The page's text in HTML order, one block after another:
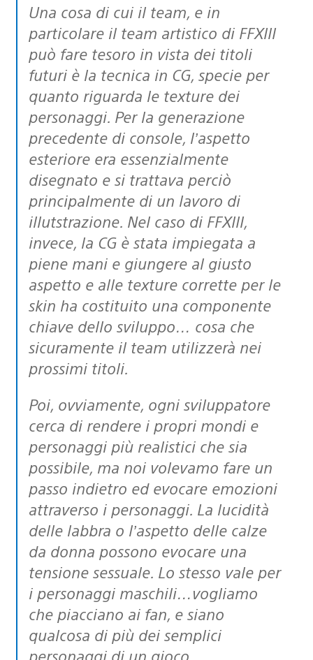
Una cosa di cui il team, e in
particolare il team artistico di FFXIII
può fare tesoro in vista dei titoli
futuri è la tecnica in CG, specie per
quanto riguarda le texture dei
personaggi. Per la generazione
precedente di console, l’aspetto
esteriore era essenzialmente
disegnato e si trattava perciò
principalmente di un lavoro di
illutstrazione. Nel caso di FFXIII,
invece, la CG è stata impiegata a
piene mani e giungere al giusto
aspetto e alle texture corrette per le
skin ha costituito una componente
chiave dello sviluppo… cosa che
sicuramente il team utilizzerà nei
prossimi titoli.
Poi, ovviamente, ogni sviluppatore
cerca di rendere i propri mondi e
personaggi più realistici che sia
possibile, ma noi volevamo fare un
passo indietro ed evocare emozioni
attraverso i personaggi. La lucidità
delle labbra o l’aspetto delle calze
da donna possono evocare una
tensione sessuale. Lo stesso vale per
i personaggi maschili…vogliamo
che piacciano ai fan, e siano
qualcosa di più dei semplici
personaggi di un gioco.